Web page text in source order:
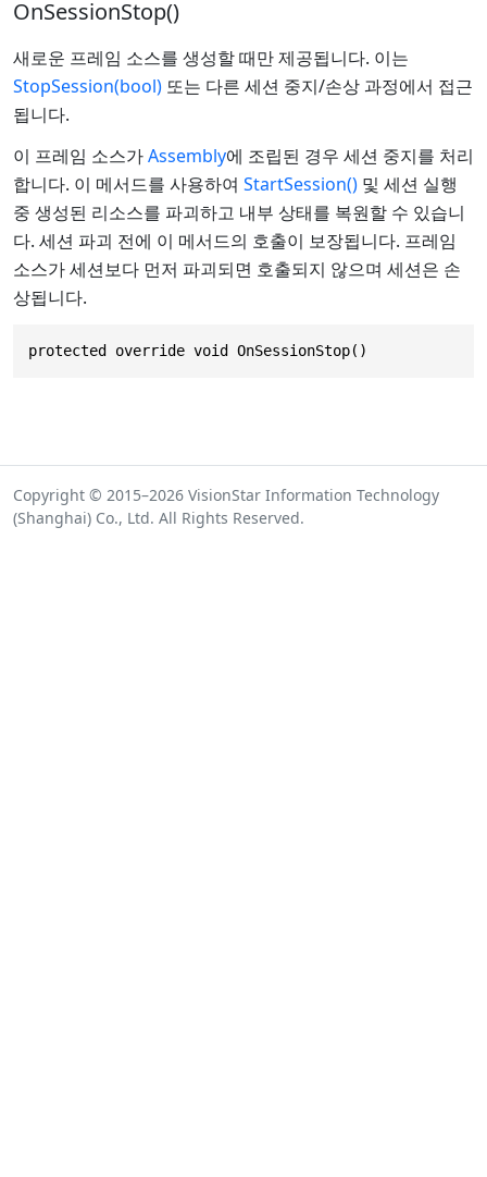
OnSessionStop()
새로운 프레임 소스를 생성할 때만 제공됩니다. 이는
StopSession(bool) 또는 다른 세션 중지/손상 과정에서 접근
됩니다.
이 프레임 소스가Assembly에 조립된 경우 세션 중지를 처리
합니다. 이 메서드를 사용하여 StartSession() 및 세션 실행
중 생성된 리소스를 파괴하고 내부 상태를 복원할 수 있습니
다. 세션 파괴 전에 이 메서드의 호출이 보장됩니다. 프레임
소스가 세션보다 먼저 파괴되면 호출되지 않으며 세션은 손
상됩니다.
protected override void OnSessionStop()
Copyright © 2015–2026 VisionStar Information Technology
(Shanghai) Co., Ltd. All Rights Reserved.